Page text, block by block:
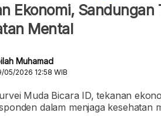
Ekonomi,
Mental
Muhamad
05/2026 12:58 WIB
Muda Bicara ID, tekanan
dalam menjaga kesehatan